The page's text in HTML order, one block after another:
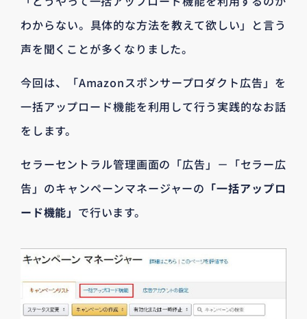
わからない。具体的な方法を教えて欲しい」と言う
声を聞くことが多くなりました。
今回は、「Amazonスポンサープロダクト広告」を
一括アップロード機能を利用して行う実践的なお話
をします。
セラーセントラル管理画面の「広告」－「セラー広
告」のキャンペーンマネージャーの 「一括アップロ
ード機能」 で行います。